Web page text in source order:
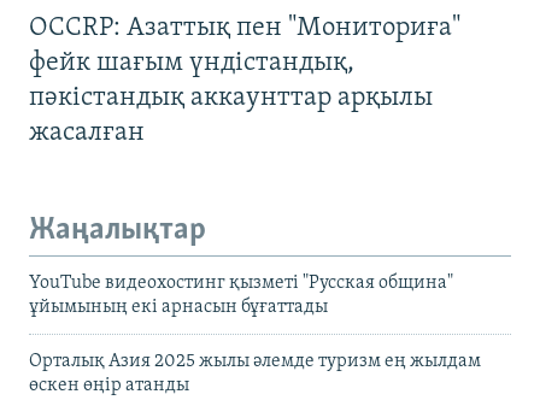
OCCRP: Азаттық пен "Мониториға"
фейк шағым үндістандық,
пәкістандық аккаунттар арқылы
жасалған
Жаңалықтар
YouTube видеохостинг қызметі "Русская община"
ұйымының екі арнасын бұғаттады
Орталық Азия 2025 жылы әлемде туризм ең жылдам
өскен өңір атанды